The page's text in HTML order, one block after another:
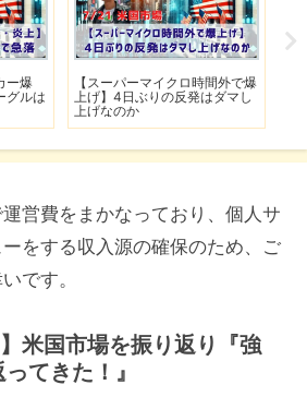
ー爆
グルは
【スーパーマイクロ時間外で爆
上げ】4日ぶりの反発はダマし
上げなのか
営費をまかなっており、個人サ
をする収入源の確保のため、ご
です。
米国市場を振り返り『強
てきた！』